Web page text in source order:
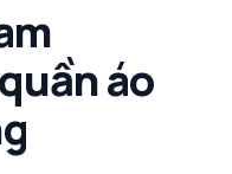
áo